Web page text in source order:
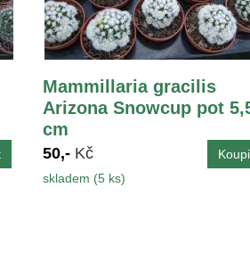
Mammillaria gracilis
Arizona Snowcup pot
cm
50,- Kč
skladem (5 ks)